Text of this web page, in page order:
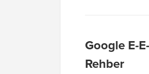
Google E-
Rehber